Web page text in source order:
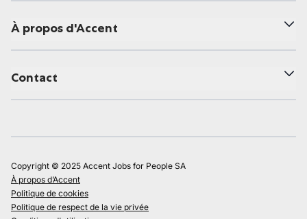
À propos d'Accent
Contact
Copyright © 2025 Accent Jobs for People SA
À propos d’Accent
Politique de cookies
Politique de respect de la vie privée